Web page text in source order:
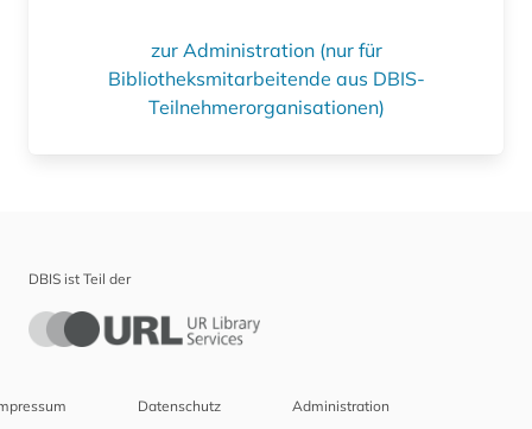
zur Administration (nur für
Bibliotheksmitarbeitende aus DBIS-
Teilnehmerorganisationen)
DBIS ist Teil der
Datenschutz Administration